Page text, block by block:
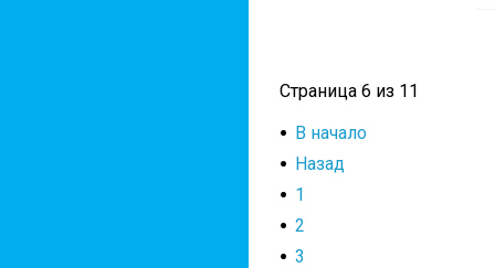
Страница 6 из 11
В начало
Назад
1
2
3